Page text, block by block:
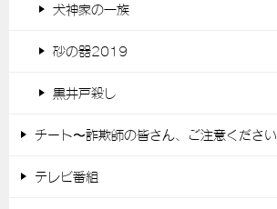
犬神家の一族
砂の器2019
黒井戸殺し
チート〜詐欺師の皆さん、ご注意ください
テレビ番組